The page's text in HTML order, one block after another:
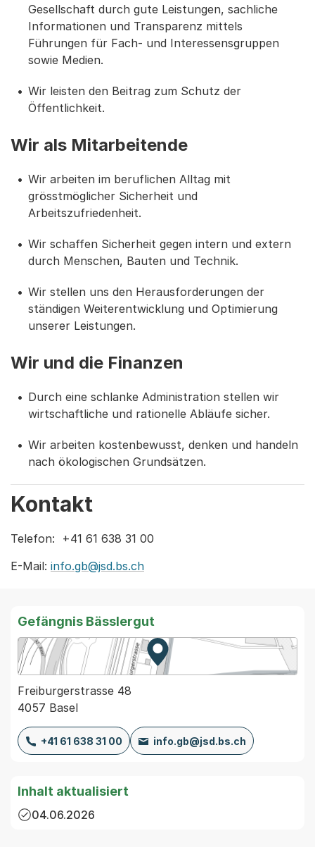
Gesellschaft durch gute Leistungen, sachliche
Informationen und Transparenz mittels
Führungen für Fach- und Interessensgruppen
sowie Medien.
Wir leisten den Beitrag zum Schutz der
Öffentlichkeit.
Wir als Mitarbeitende
Wir arbeiten im beruflichen Alltag mit
grösstmöglicher Sicherheit und
Arbeitszufriedenheit.
Wir schaffen Sicherheit gegen intern und extern
durch Menschen, Bauten und Technik.
Wir stellen uns den Herausforderungen der
ständigen Weiterentwicklung und Optimierung
unserer Leistungen.
Wir und die Finanzen
Durch eine schlanke Administration stellen wir
wirtschaftliche und rationelle Abläufe sicher.
Wir arbeiten kostenbewusst, denken und handeln
nach ökologischen Grundsätzen.
Kontakt
Telefon: +41 61 638 31 00
E-Mail: info.gb@jsd.bs.ch
Gefängnis Bässlergut
Zur Karte von MapBS.
Externer Link, wird in einem
Freiburgerstrasse 48
4057 Basel
+41 61 638 31 00 info.gb@jsd.bs.ch
Inhalt aktualisiert
04.06.2026